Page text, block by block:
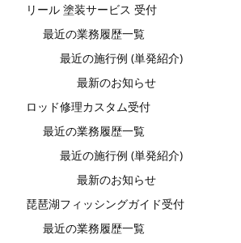
リール 塗装サービス 受付
最近の業務履歴一覧
最近の施行例 (単発紹介)
最新のお知らせ
ロッド修理カスタム受付
最近の業務履歴一覧
最近の施行例 (単発紹介)
最新のお知らせ
琵琶湖フィッシングガイド受付
最近の業務履歴一覧